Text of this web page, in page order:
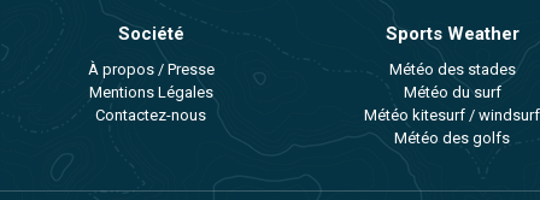
Société
À propos / Presse
Mentions Légales
Contactez-nous
Sports Weather
Météo des stades
Météo du surf
Météo kitesurf / windsurf
Météo des golfs